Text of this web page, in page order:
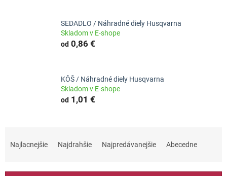
SEDADLO / Náhradné diely Husqvarna
Skladom v E-shope
od 0,86 €
KÔŠ / Náhradné diely Husqvarna
Skladom v E-shope
od 1,01 €
Najlacnejšie Najdrahšie Najpredávanejšie Abecedne